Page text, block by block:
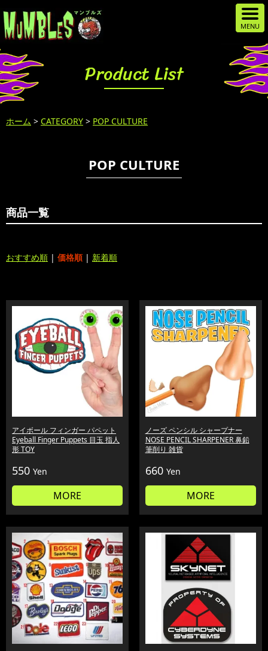
Product List
ホーム > CATEGORY > POP CULTURE
POP CULTURE
商品一覧
おすすめ順 | 価格順 | 新着順
アイボール フィンガー パペット
Eyeball Finger Puppets 目玉 指人
形 TOY
550 Yen
MORE
ノーズ ペンシル シャープナー
NOSE PENCIL SHARPENER 鼻鉛
筆削り 雑貨
660 Yen
MORE